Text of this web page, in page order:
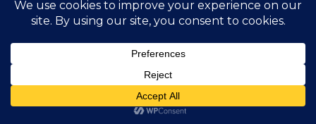
© 2021 Hiiu Purjelaeva Selts MTÜ